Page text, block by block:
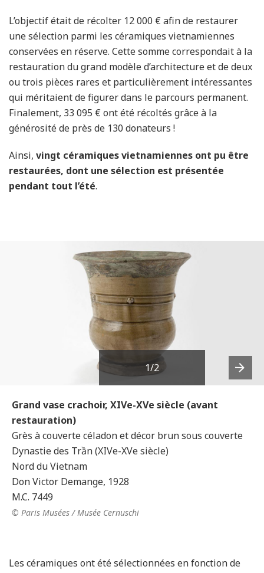
L’objectif était de récolter 12 000 € afin de restaurer
une sélection parmi les céramiques vietnamiennes
conservées en réserve. Cette somme correspondait à la
restauration du grand modèle d’architecture et de deux
ou trois pièces rares et particulièrement intéressantes
qui méritaient de figurer dans le parcours permanent.
Finalement, 33 095 € ont été récoltés grâce à la
générosité de près de 130 donateurs !
Ainsi, vingt céramiques vietnamiennes ont pu être
restaurées, dont une sélection est présentée
pendant tout l’été.
Grand vase crachoir, XIVe-XVe siècle (avant
restauration)
Grès à couverte céladon et décor brun sous couverte
Dynastie des Trần (XIVe-XVe siècle)
Nord du Vietnam
Don Victor Demange, 1928
M.C. 7449
© Paris Musées / Musée Cernuschi
1/2
Next
Les céramiques ont été sélectionnées en fonction de